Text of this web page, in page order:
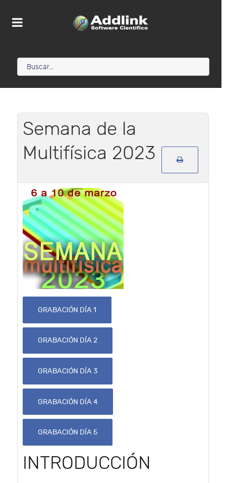
Semana de la
Multifísica 2023
GRABACIÓN DÍA 1
GRABACIÓN DÍA 2
GRABACIÓN DÍA 3
GRABACIÓN DÍA 4
GRABACIÓN DÍA 5
INTRODUCCIÓN